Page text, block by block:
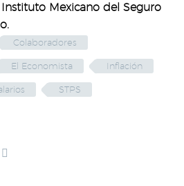
Mexicano del Seguro
Colaboradores
El Economista Inflación
STPS